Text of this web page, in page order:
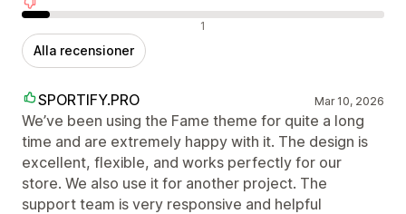
Negativa recensioner 1
Alla recensioner
SPORTIFY.PRO Mar 10, 2026
We’ve been using the Fame theme for quite a long
time and are extremely happy with it. The design is
excellent, flexible, and works perfectly for our
store. We also use it for another project. The
support team is very responsive and helpful